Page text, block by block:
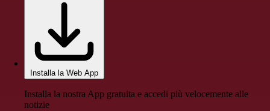
Installa la Web App
Installa la nostra App gratuita e accedi più velocemente alle
notizie